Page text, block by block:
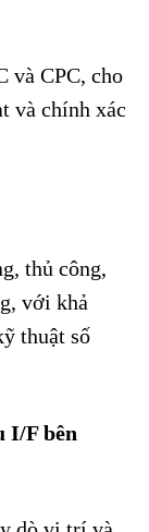
và CPC, cho
và chính xác
thủ công,
với khả
thuật số
I/F bên